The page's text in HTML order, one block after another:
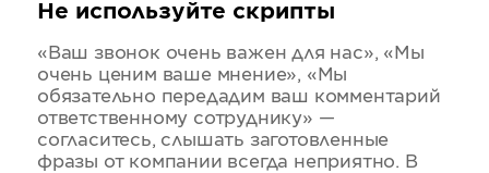
Не используйте скрипты
«Ваш звонок очень важен для нас», «Мы
очень ценим ваше мнение», «Мы
обязательно передадим ваш комментарий
ответственному сотруднику» —
согласитесь, слышать заготовленные
фразы от компании всегда неприятно. В